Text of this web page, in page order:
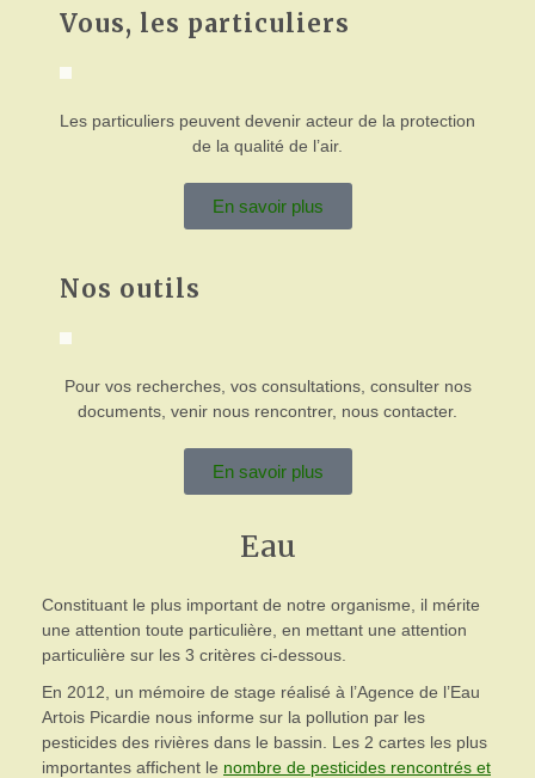
Vous, les particuliers
Les particuliers peuvent devenir acteur de la protection
de la qualité de l’air.
En savoir plus
Nos outils
Pour vos recherches, vos consultations, consulter nos
documents, venir nous rencontrer, nous contacter.
En savoir plus
Eau
Constituant le plus important de notre organisme, il mérite
une attention toute particulière, en mettant une attention
particulière sur les 3 critères ci-dessous.
En 2012, un mémoire de stage réalisé à l’Agence de l’Eau
Artois Picardie nous informe sur la pollution par les
pesticides des rivières dans le bassin. Les 2 cartes les plus
importantes affichent le nombre de pesticides rencontrés et